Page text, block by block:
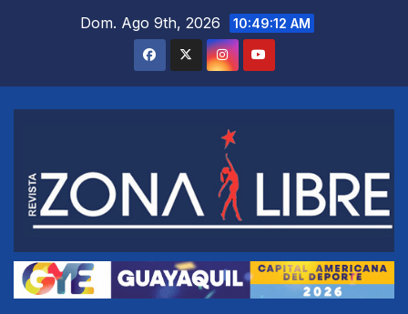
Dom. Ago 9th, 2026 10:49:13 AM